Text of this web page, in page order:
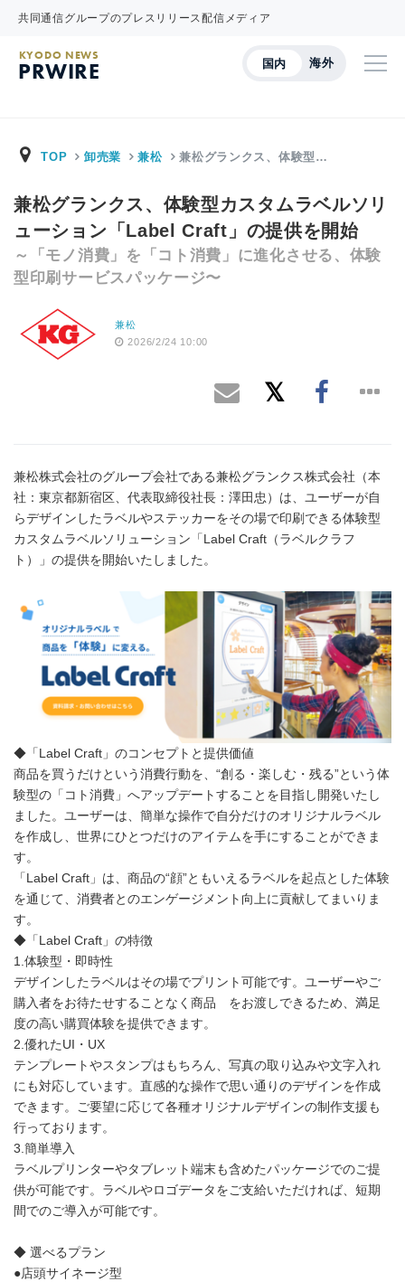
共同通信グループのプレスリリース配信メディア
国内 海外
KYODO NEWS
PRWIRE
TOP 卸売業 兼松 兼松グランクス、体験型…
兼松グランクス、体験型カスタムラベルソリ
ューション「Label Craft」の提供を開始
～「モノ消費」を「コト消費」に進化させる、体験
型印刷サービスパッケージ〜
兼松
2026/2/24 10:00
兼松株式会社のグループ会社である兼松グランクス株式会社（本
社：東京都新宿区、代表取締役社長：澤田忠）は、ユーザーが自
らデザインしたラベルやステッカーをその場で印刷できる体験型
カスタムラベルソリューション「Label Craft（ラベルクラフ
ト）」の提供を開始いたしました。
◆「Label Craft」のコンセプトと提供価値
商品を買うだけという消費行動を、“創る・楽しむ・残る”という体
験型の「コト消費」へアップデートすることを目指し開発いたし
ました。ユーザーは、簡単な操作で自分だけのオリジナルラベル
を作成し、世界にひとつだけのアイテムを手にすることができま
す。
「Label Craft」は、商品の“顔”ともいえるラベルを起点とした体験
を通じて、消費者とのエンゲージメント向上に貢献してまいりま
す。
◆「Label Craft」の特徴
1.体験型・即時性
デザインしたラベルはその場でプリント可能です。ユーザーやご
購入者をお待たせすることなく商品 をお渡しできるため、満足
度の高い購買体験を提供できます。
2.優れたUI・UX
テンプレートやスタンプはもちろん、写真の取り込みや文字入れ
にも対応しています。直感的な操作で思い通りのデザインを作成
できます。ご要望に応じて各種オリジナルデザインの制作支援も
行っております。
3.簡単導入
ラベルプリンターやタブレット端末も含めたパッケージでのご提
供が可能です。ラベルやロゴデータをご支給いただければ、短期
間でのご導入が可能です。
◆ 選べるプラン
●店頭サイネージ型